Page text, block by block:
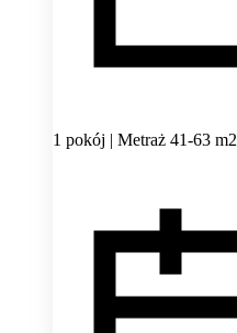
1 pokój | Metraż 41-63 m2